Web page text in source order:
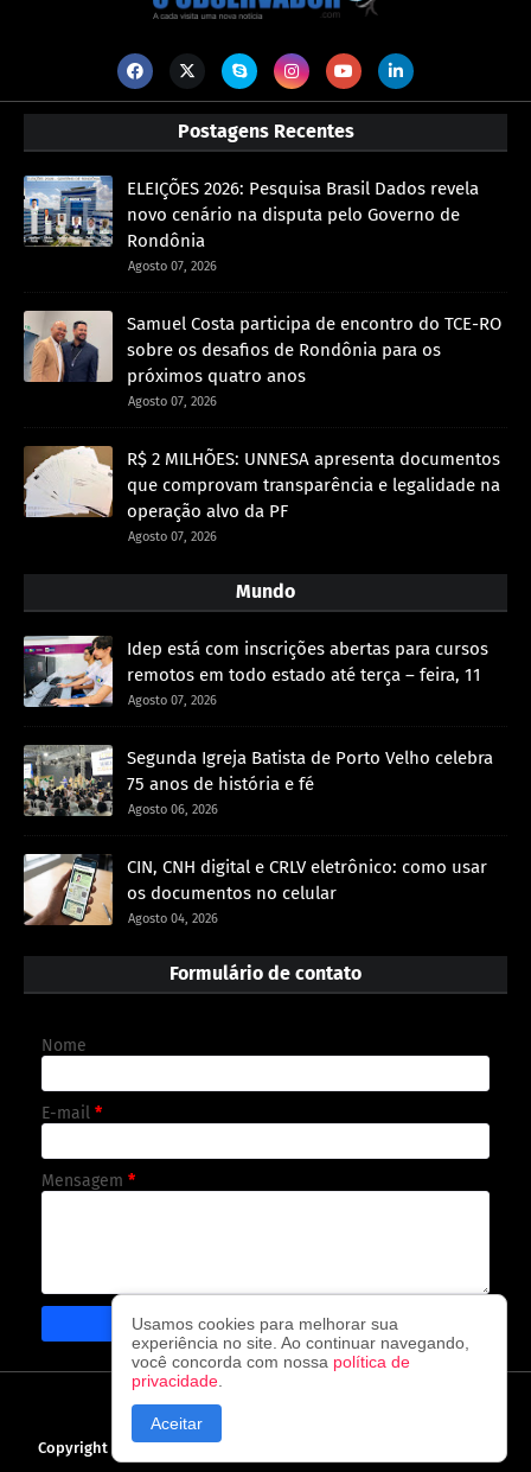
Postagens Recentes
ELEIÇÕES 2026: Pesquisa Brasil Dados revela
novo cenário na disputa pelo Governo de
Rondônia
Agosto 07, 2026
Samuel Costa participa de encontro do TCE-RO
sobre os desafios de Rondônia para os
próximos quatro anos
Agosto 07, 2026
R$ 2 MILHÕES: UNNESA apresenta documentos
que comprovam transparência e legalidade na
operação alvo da PF
Agosto 07, 2026
Mundo
Idep está com inscrições abertas para cursos
remotos em todo estado até terça – feira, 11
Agosto 07, 2026
Segunda Igreja Batista de Porto Velho celebra
75 anos de história e fé
Agosto 06, 2026
CIN, CNH digital e CRLV eletrônico: como usar
os documentos no celular
Agosto 04, 2026
Formulário de contato
Nome
E-mail *
Mensagem *
CAPA CONTATO
Copyright © 2026O observador - A cada visita uma nova notícia!
Usamos cookies para melhorar sua
experiência no site. Ao continuar navegando,
você concorda com nossa política de
privacidade
Aceitar